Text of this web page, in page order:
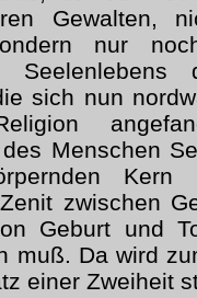
Gewalten,
nur
sich nun
Menschen
zwischen
Geburt und
muß. Da wird
einer Zweiheit